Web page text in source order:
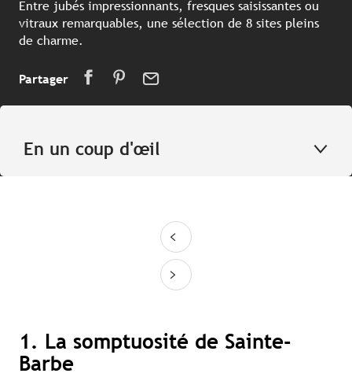
Entre jubés impressionnants, fresques saisissantes ou
vitraux remarquables, une sélection de 8 sites pleins
de charme.
Partager
En un coup d'œil
1. La somptuosité de Sainte-
Barbe